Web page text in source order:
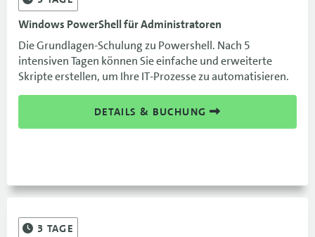
Windows PowerShell für Administratoren
Die Grundlagen-Schulung zu Powershell. Nach 5
intensiven Tagen können Sie einfache und erweiterte
Skripte erstellen, um Ihre IT-Prozesse zu automatisieren.
DETAILS & BUCHUNG
3 TAGE